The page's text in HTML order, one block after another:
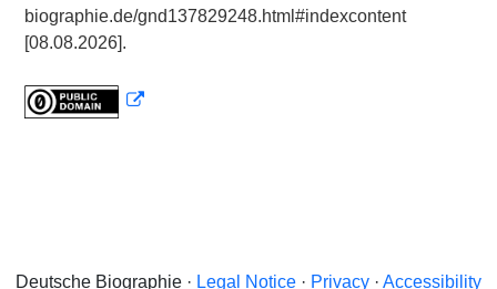
biographie.de/gnd137829248.html#indexcontent
[08.08.2026].
Deutsche Biographie · Legal Notice · Privacy · Accessibility